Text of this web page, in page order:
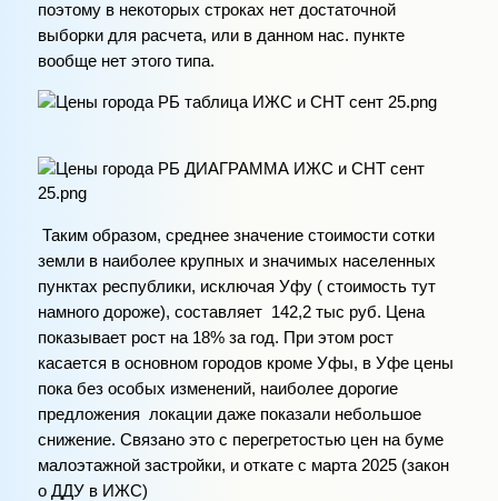
поэтому в некоторых строках нет достаточной
выборки для расчета, или в данном нас. пункте
вообще нет этого типа.
Таким образом, среднее значение стоимости сотки
земли в наиболее крупных и значимых населенных
пунктах республики, исключая Уфу ( стоимость тут
намного дороже), составляет 142,2 тыс руб. Цена
показывает рост на 18% за год. При этом рост
касается в основном городов кроме Уфы, в Уфе цены
пока без особых изменений, наиболее дорогие
предложения локации даже показали небольшое
снижение. Связано это с перегретостью цен на буме
малоэтажной застройки, и откате с марта 2025 (закон
о ДДУ в ИЖС)